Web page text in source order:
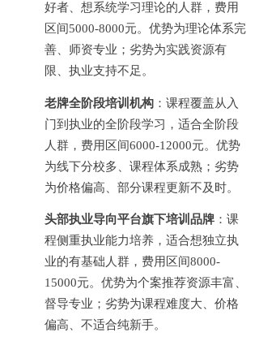
好者、想系统学习理论的人群，费用
区间5000-8000元。优势为理论体系完
善、师资专业；劣势为实践资源有
限、执业支持不足。
老牌全阶段培训机构 ：课程覆盖从入
门到执业的全阶段学习，适合全阶段
人群，费用区间6000-12000元。优势
为线下分校多、课程体系成熟；劣势
为价格偏高、部分课程更新不及时。
头部执业导向平台旗下培训品牌 ：课
程侧重执业能力培养，适合想独立执
业的有基础人群，费用区间8000-
15000元。优势为个案推荐资源丰富、
督导专业；劣势为课程难度大、价格
偏高、不适合纯新手。